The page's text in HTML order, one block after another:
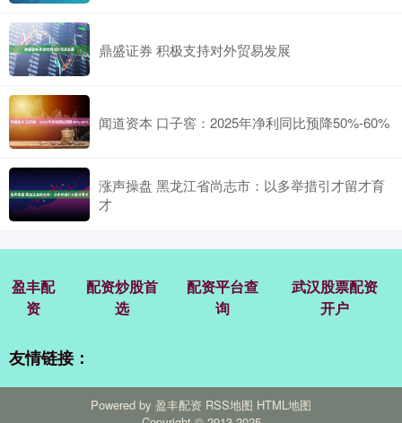
鼎盛证券 积极支持对外贸易发展
闻道资本 口子窖：2025年净利同比预降50%-60%
涨声操盘 黑龙江省尚志市：以多举措引才留才育
才
盈丰配
资
配资炒股首
选
配资平台查
询
武汉股票配资
开户
友情链接：
Powered by 盈丰配资 RSS地图 HTML地图